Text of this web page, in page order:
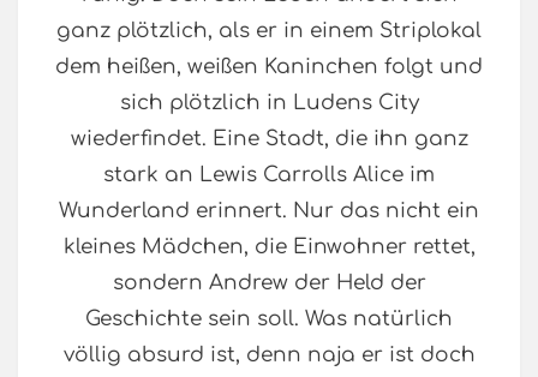
ganz plötzlich, als er in einem Striplokal
dem heißen, weißen Kaninchen folgt und
sich plötzlich in Ludens City
wiederfindet. Eine Stadt, die ihn ganz
stark an Lewis Carrolls Alice im
Wunderland erinnert. Nur das nicht ein
kleines Mädchen, die Einwohner rettet,
sondern Andrew der Held der
Geschichte sein soll. Was natürlich
völlig absurd ist, denn naja er ist doch